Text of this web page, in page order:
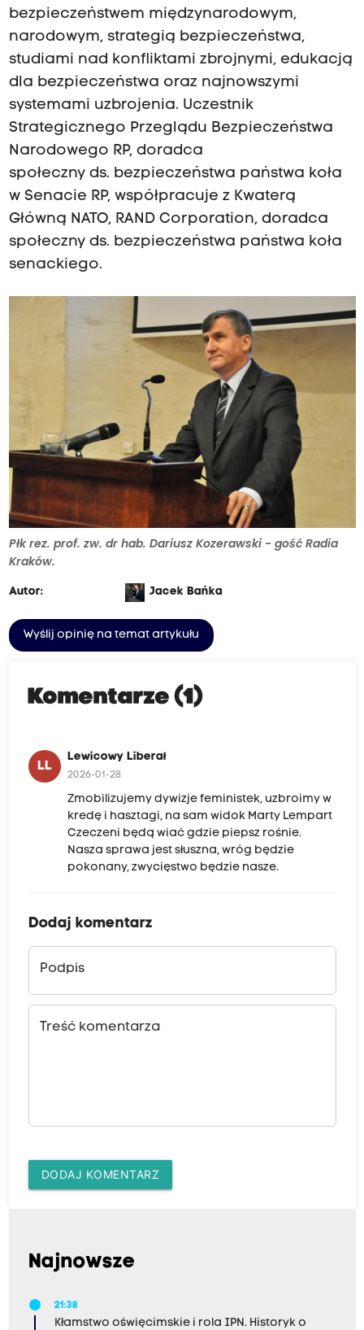
bezpieczeństwem międzynarodowym,
narodowym, strategią bezpieczeństwa,
studiami nad konfliktami zbrojnymi, edukacją
dla bezpieczeństwa oraz najnowszymi
systemami uzbrojenia. Uczestnik
Strategicznego Przeglądu Bezpieczeństwa
Narodowego RP, doradca
społeczny ds. bezpieczeństwa państwa koła
w Senacie RP, współpracuje z Kwaterą
Główną NATO, RAND Corporation, doradca
społeczny ds. bezpieczeństwa państwa koła
senackiego.
Płk rez. prof. zw. dr hab. Dariusz Kozerawski - gość Radia
Kraków.
Autor: Jacek Bańka
Wyślij opinię na temat artykułu
Komentarze (1)
LL
Lewicowy Liberał
2026-01-28
Zmobilizujemy dywizje feministek, uzbroimy w
kredę i hasztagi, na sam widok Marty Lempart
Czeczeni będą wiać gdzie piepsz rośnie.
Nasza sprawa jest słuszna, wróg będzie
pokonany, zwycięstwo będzie nasze.
Dodaj komentarz
Podpis
Treść komentarza
DODAJ KOMENTARZ
Najnowsze
21:38
Kłamstwo oświęcimskie i rola IPN. Historyk o